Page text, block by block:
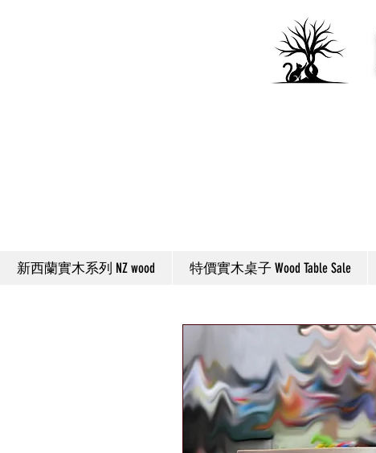
新西蘭實木系列 NZ wood 特價實木桌子 Wood Table Sale